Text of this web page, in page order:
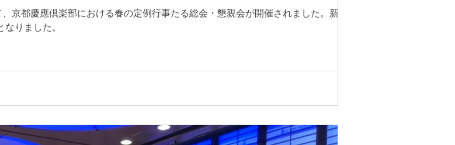
京都慶應倶楽部における春の定例行事たる総会・懇親会が開催されました。新型
りました。